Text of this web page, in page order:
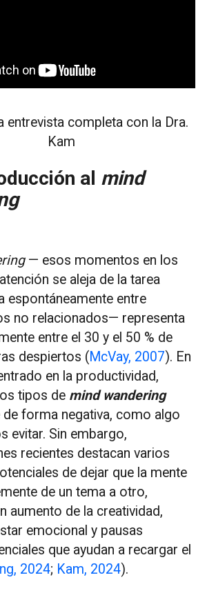
entrevista completa con la Dra.
Kam
al mind
— esos momentos en los
se aleja de la tarea
espontáneamente entre
no relacionados— representa
entre el 30 y el 50 % de
despiertos (McVay, 2007). En
en la productividad,
tipos de mind wandering
de forma negativa, como algo
evitar. Sin embargo,
recientes destacan varios
de dejar que la mente
de un tema a otro,
aumento de la creatividad,
emocional y pausas
que ayudan a recargar el
2024; Kam, 2024).